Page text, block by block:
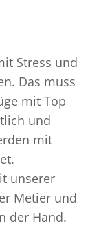
Stress und
Das muss
mit Top
und
mit
unserer
Metier und
der Hand.